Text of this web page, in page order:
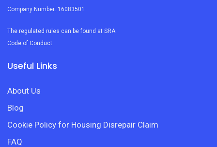
Company Number: 16083501
The regulated rules can be found at SRA
Code of Conduct
Useful Links
About Us
Blog
Cookie Policy for Housing Disrepair Claim
FAQ